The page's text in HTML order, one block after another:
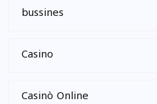
bussines
Casino
Casinò Online